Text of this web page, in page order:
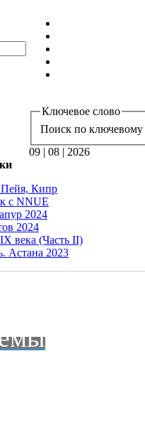
Ключевое слово
Поиск по ключевому
09 | 08 | 2026
Пейя, Кипр
с NNUE
2024
2024
века (Часть II)
Астана 2023